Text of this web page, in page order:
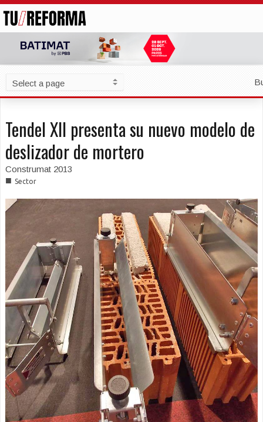
Tendel XII presenta su nuevo modelo de
deslizador de mortero
Construmat 2013
■ Sector